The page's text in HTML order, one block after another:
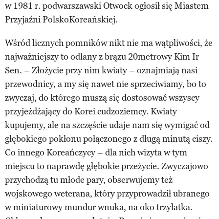
w 1981 r. podwarszawski Otwock ogłosił się Miastem
Przyjaźni Polsko­Koreańskiej.
Wśród licznych pomników nikt nie ma wątpliwości, że
najważniejszy to odlany z brązu 20­metrowy Kim Ir
Sen. – Złożycie przy nim kwiaty – oznajmiają nasi
przewodnicy, a my się nawet nie sprzeciwiamy, bo to
zwyczaj, do którego muszą się dostosować wszyscy
przyjeżdżający do Korei cudzoziemcy. Kwiaty
kupujemy, ale na szczęście udaje nam się wymigać od
głębokiego pokłonu połączonego z długą minutą ciszy.
Co innego Koreańczycy – dla nich wizyta w tym
miejscu to naprawdę głębokie przeżycie. Zwyczajowo
przychodzą tu młode pary, obserwujemy też
wojskowego weterana, który przyprowadził ubranego
w miniaturowy mundur wnuka, na oko trzylatka.